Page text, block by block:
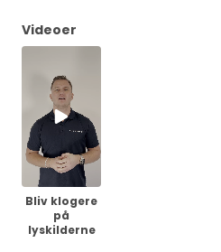
Videoer
Bliv klogere
på
lyskilderne